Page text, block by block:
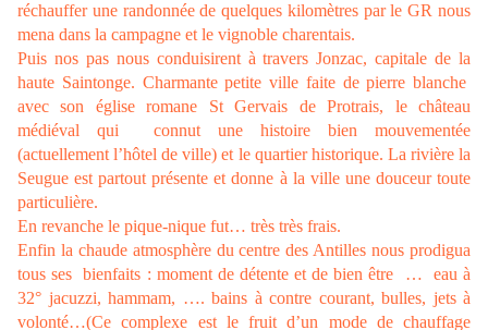
réchauffer une randonnée de quelques kilomètres par le GR nous
mena dans la campagne et le vignoble charentais.
Puis nos pas nous conduisirent à travers Jonzac, capitale de la
haute Saintonge. Charmante petite ville faite de pierre blanche
avec son église romane St Gervais de Protrais, le château
médiéval qui
connut une histoire bien mouvementée
(actuellement l’hôtel de ville) et le quartier historique. La rivière la
Seugue est partout présente et donne à la ville une douceur toute
particulière.
En revanche le pique-nique fut… très très frais.
Enfin la chaude atmosphère du centre des Antilles nous prodigua
tous ses
bienfaits : moment de détente et de bien être …
eau à
32° jacuzzi, hammam, …. bains à contre courant, bulles, jets à
volonté…(Ce complexe est le fruit d’un mode de chauffage